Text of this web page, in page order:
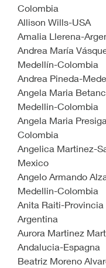
Colombia
Allison Wills-USA
Amalia Llerena-
Andrea María
Medellín-Colombia
Andrea Pineda-
Angela Maria
Medellin-Colombia
Angela Maria
Colombia
Angelica Martinez-
Mexico
Angelo Armando
Medellin-Colombia
Anita Raiti-Provincia
Argentina
Aurora Martinez
Andalucia-Espagna
Beatriz Moreno